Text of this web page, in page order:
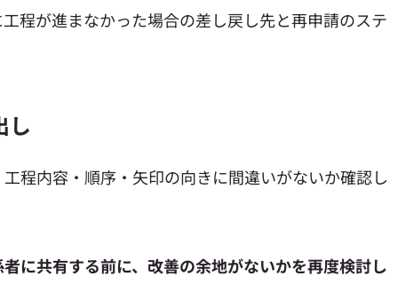
程が進まなかった場合の差し戻し先と再申請のステ
し
程内容・順序・矢印の向きに間違いがないか確認し
に共有する前に、改善の余地がないかを再度検討し